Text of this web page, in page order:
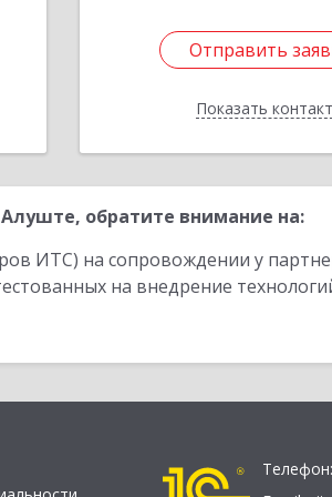
Отправить
Показать
Отправить
Назад
обратите внимание на:
ИТС) на сопровождении у
на внедрение
Телефон: